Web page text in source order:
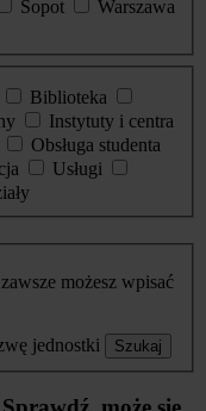
Sopot
Warszawa
Biblioteka
Instytuty i centra
Obsługa studenta
Usługi
możesz wpisać
jednostki Szukaj